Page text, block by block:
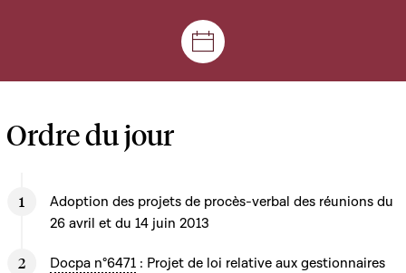
Sëtzungen a Reuniounen
Ordre du jour
Adoption des projets de procès-verbal des réunions du
26 avril et du 14 juin 2013
Docpa n°6471 : Projet de loi relative aux gestionnaires